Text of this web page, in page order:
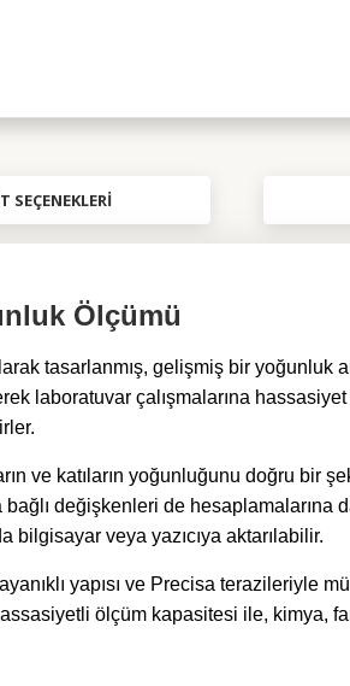
SEÇENEKLERI
Ölçümü
tasarlanmış, gelişmiş bir yoğunluk
laboratuvar çalışmalarına hassasiyet
ve katıların yoğunluğunu doğru bir
bağlı değişkenleri de hesaplamalarına
veya yazıcıya aktarılabilir.
yapısı ve Precisa terazileriyle
ölçüm kapasitesi ile, kimya,